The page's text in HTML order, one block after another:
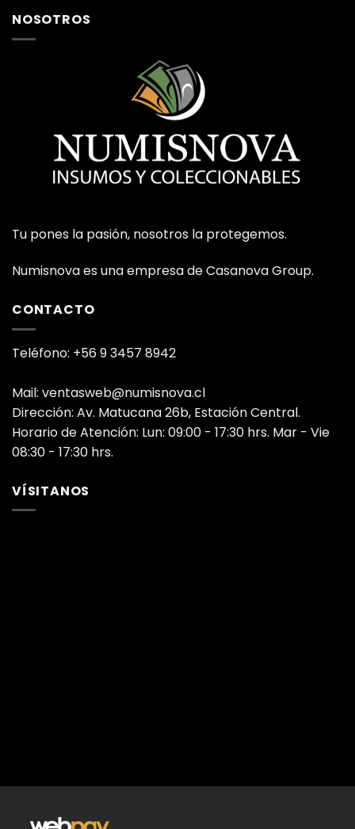
NOSOTROS
Tu pones la pasión, nosotros la protegemos.
Numisnova es una empresa de Casanova Group.
CONTACTO
Teléfono: +56 9 3457 8942
Mail: ventasweb@numisnova.cl
Dirección: Av. Matucana 26b, Estación Central.
Horario de Atención: Lun: 09:00 - 17:30 hrs. Mar - Vie
08:30 - 17:30 hrs.
VÍSITANOS